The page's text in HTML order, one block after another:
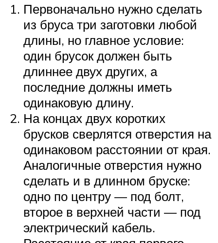
Первоначально нужно сделать
из бруса три заготовки любой
длины, но главное условие:
один брусок должен быть
длиннее двух других, а
последние должны иметь
одинаковую длину.
На концах двух коротких
брусков сверлятся отверстия на
одинаковом расстоянии от края.
Аналогичные отверстия нужно
сделать и в длинном бруске:
одно по центру — под болт,
второе в верхней части — под
электрический кабель.